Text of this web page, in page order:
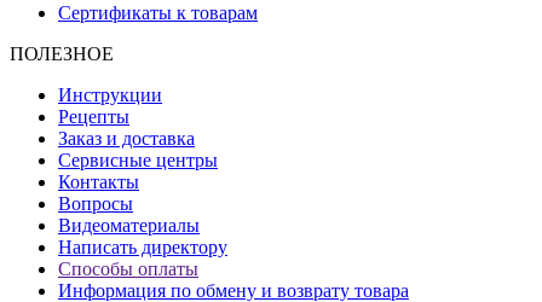
Сертификаты к товарам
ПОЛЕЗНОЕ
Инструкции
Рецепты
Заказ и доставка
Сервисные центры
Контакты
Вопросы
Видеоматериалы
Написать директору
Способы оплаты
Информация по обмену и возврату товара